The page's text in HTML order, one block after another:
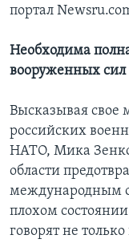
портал
Необходима
вооруженных сил
Высказывая свое
российских
НАТО, Мика
области
международным
плохом
говорят не